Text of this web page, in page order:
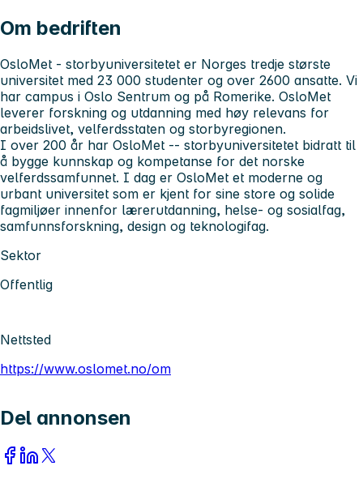
Om bedriften
OsloMet - storbyuniversitetet er Norges tredje største
universitet med 23 000 studenter og over 2600 ansatte. Vi
har campus i Oslo Sentrum og på Romerike. OsloMet
leverer forskning og utdanning med høy relevans for
arbeidslivet, velferdsstaten og storbyregionen.
I over 200 år har OsloMet -- storbyuniversitetet bidratt til
å bygge kunnskap og kompetanse for det norske
velferdssamfunnet. I dag er OsloMet et moderne og
urbant universitet som er kjent for sine store og solide
fagmiljøer innenfor lærerutdanning, helse- og sosialfag,
samfunnsforskning, design og teknologifag.
Sektor
Offentlig
Nettsted
https://www.oslomet.no/om
Del annonsen